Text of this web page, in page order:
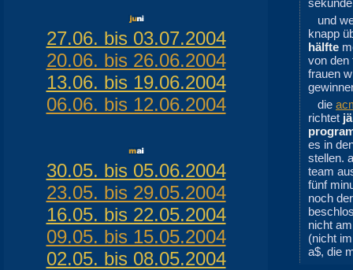
27.06. bis 03.07.2004
20.06. bis 26.06.2004
13.06. bis 19.06.2004
06.06. bis 12.06.2004
30.05. bis 05.06.2004
23.05. bis 29.05.2004
16.05. bis 22.05.2004
09.05. bis 15.05.2004
02.05. bis 08.05.2004
und
knapp
hälfte
von den
frauen
die
richtet
es in
stellen.
team
fünf
noch
nicht
(nicht
a$, die